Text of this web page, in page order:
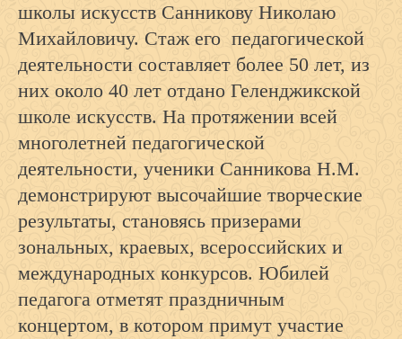
школы искусств Санникову Николаю
Михайловичу. Стаж его педагогической
деятельности составляет более 50 лет, из
них около 40 лет отдано Геленджикской
школе искусств. На протяжении всей
многолетней педагогической
деятельности, ученики Санникова Н.М.
демонстрируют высочайшие творческие
результаты, становясь призерами
зональных, краевых, всероссийских и
международных конкурсов. Юбилей
педагога отметят праздничным
концертом, в котором примут участие